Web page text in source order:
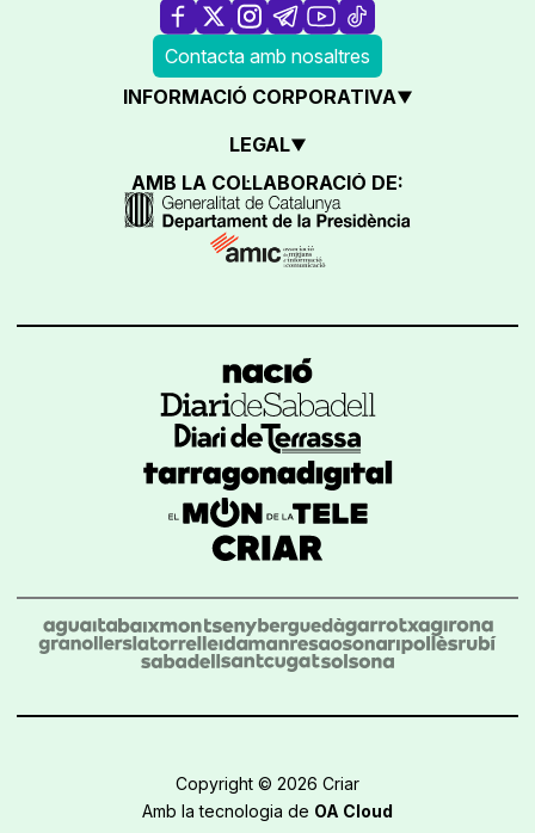
Contacta amb nosaltres
INFORMACIÓ CORPORATIVA
LEGAL
AMB LA COL·LABORACIÓ DE:
Copyright © 2026 Criar
Amb la tecnologia de OA Cloud